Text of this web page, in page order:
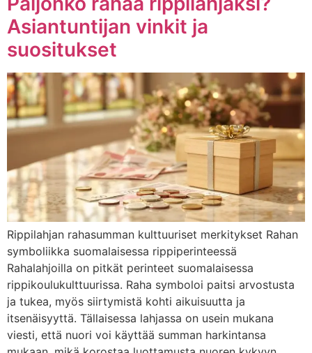
Asiantuntijan vinkit ja
suositukset
Rippilahjan rahasumman kulttuuriset merkitykset Rahan
symboliikka suomalaisessa rippiperinteessä
Rahalahjoilla on pitkät perinteet suomalaisessa
rippikoulukulttuurissa. Raha symboloi paitsi arvostusta
ja tukea, myös siirtymistä kohti aikuisuutta ja
itsenäisyyttä. Tällaisessa lahjassa on usein mukana
viesti, että nuori voi käyttää summan harkintansa